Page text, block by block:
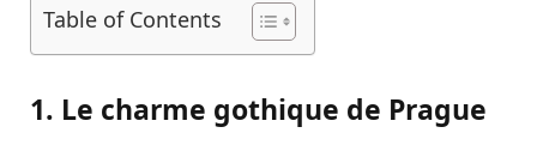
Table of Contents
1. Le charme gothique de Prague